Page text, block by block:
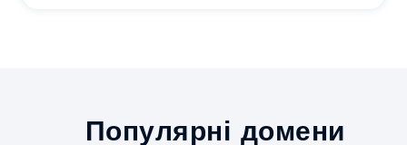
Популярні домени